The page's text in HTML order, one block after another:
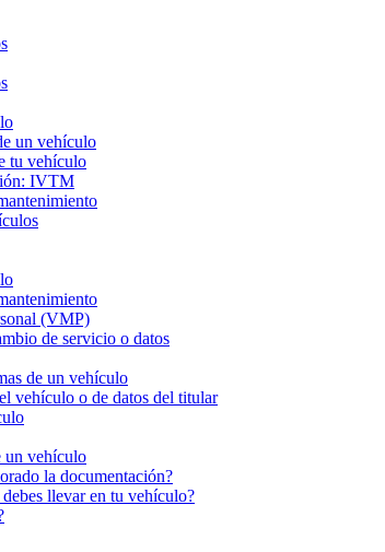
un vehículo
tu vehículo
IVTM
(VMP)
de servicio o datos
de un vehículo
vehículo o de datos del titular
un vehículo
la documentación?
llevar en tu vehículo?